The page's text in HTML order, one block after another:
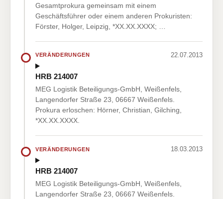
Gesamtprokura gemeinsam mit einem
Geschäftsführer oder einem anderen Prokuristen:
Förster, Holger, Leipzig, *XX.XX.XXXX; …
VERÄNDERUNGEN 22.07.2013
HRB 214007
MEG Logistik Beteiligungs-GmbH, Weißenfels,
Langendorfer Straße 23, 06667 Weißenfels.
Prokura erloschen: Hörner, Christian, Gilching,
*XX.XX.XXXX.
VERÄNDERUNGEN 18.03.2013
HRB 214007
MEG Logistik Beteiligungs-GmbH, Weißenfels,
Langendorfer Straße 23, 06667 Weißenfels.